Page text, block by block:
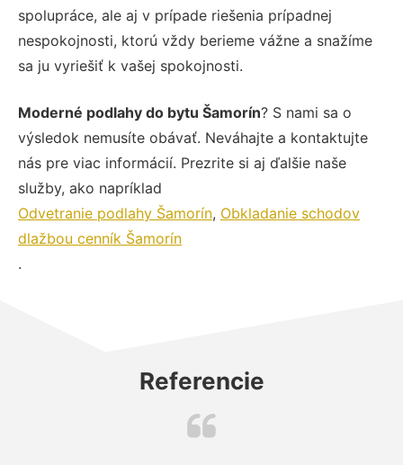
spolupráce, ale aj v prípade riešenia prípadnej
nespokojnosti, ktorú vždy berieme vážne a snažíme
sa ju vyriešiť k vašej spokojnosti.
Moderné podlahy do bytu Šamorín? S nami sa o
výsledok nemusíte obávať. Neváhajte a kontaktujte
nás pre viac informácií. Prezrite si aj ďalšie naše
služby, ako napríklad
Odvetranie podlahy Šamorín, Obkladanie schodov
dlažbou cenník Šamorín
.
Referencie